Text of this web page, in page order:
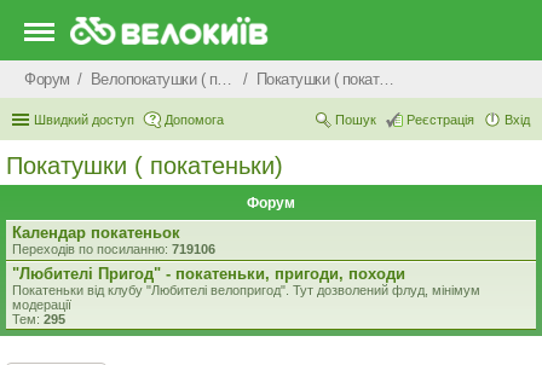
Форум Велопокатушки ( покатеньки), велопоходи, туризм. Покатушки ( покатеньки)
Швидкий доступ Допомога Вхід
Реєстрація
Пошук
Покатушки ( покатеньки)
Форум
Календар покатеньок
Переходів по посиланню: 719106
"Любителі Пригод" - покатеньки, пригоди, походи
Покатеньки від клубу "Любителі велопригод". Тут дозволений флуд, мінімум
модерації
Тем: 295